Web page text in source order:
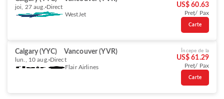
joi, 27 aug. Direct
WestJet
US$ 60.63
Preț/ Pax
Carte
Calgary (YYC) Vancouver (YVR)
lun., 10 aug. Direct
Flair Airlines
Începe de la
US$ 61.29
Preț/ Pax
Carte